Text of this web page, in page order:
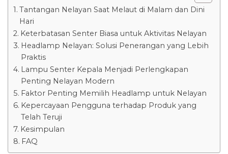
Tantangan Nelayan Saat Melaut di Malam dan Dini
Hari
Keterbatasan Senter Biasa untuk Aktivitas Nelayan
Headlamp Nelayan: Solusi Penerangan yang Lebih
Praktis
Lampu Senter Kepala Menjadi Perlengkapan
Penting Nelayan Modern
Faktor Penting Memilih Headlamp untuk Nelayan
Kepercayaan Pengguna terhadap Produk yang
Telah Teruji
Kesimpulan
FAQ